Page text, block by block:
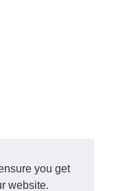
you get
website.